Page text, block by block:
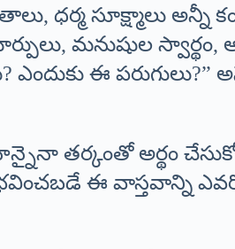
ధర్మ సూక్ష్మాలు అన్నీ
మనుషుల
ఈ పరుగులు?”
తర్కంతో అర్థం
ఈ వాస్తవాన్ని